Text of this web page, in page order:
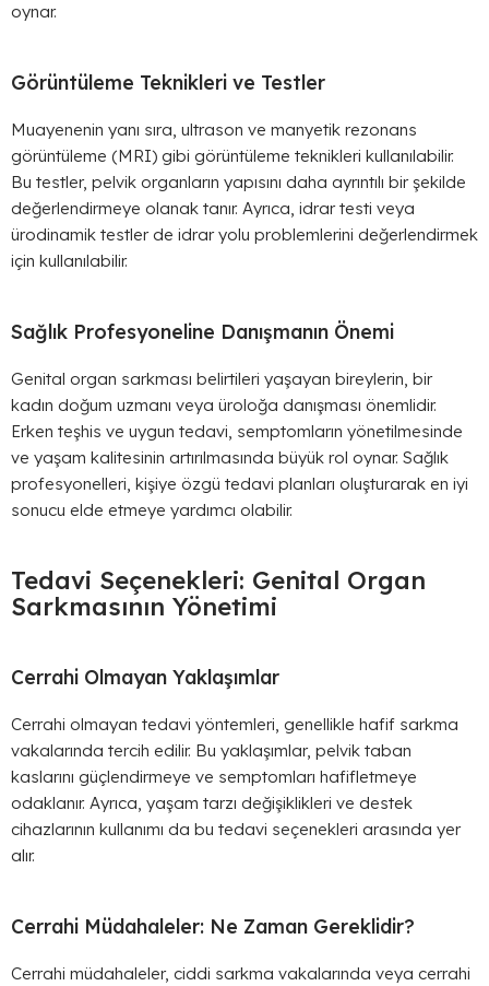
oynar.
Görüntüleme Teknikleri ve Testler
Muayenenin yanı sıra, ultrason ve manyetik rezonans
görüntüleme (MRI) gibi görüntüleme teknikleri kullanılabilir.
Bu testler, pelvik organların yapısını daha ayrıntılı bir şekilde
değerlendirmeye olanak tanır. Ayrıca, idrar testi veya
ürodinamik testler de idrar yolu problemlerini değerlendirmek
için kullanılabilir.
Sağlık Profesyoneline Danışmanın Önemi
Genital organ sarkması belirtileri yaşayan bireylerin, bir
kadın doğum uzmanı veya üroloğa danışması önemlidir.
Erken teşhis ve uygun tedavi, semptomların yönetilmesinde
ve yaşam kalitesinin artırılmasında büyük rol oynar. Sağlık
profesyonelleri, kişiye özgü tedavi planları oluşturarak en iyi
sonucu elde etmeye yardımcı olabilir.
Tedavi Seçenekleri: Genital Organ
Sarkmasının Yönetimi
Cerrahi Olmayan Yaklaşımlar
Cerrahi olmayan tedavi yöntemleri, genellikle hafif sarkma
vakalarında tercih edilir. Bu yaklaşımlar, pelvik taban
kaslarını güçlendirmeye ve semptomları hafifletmeye
odaklanır. Ayrıca, yaşam tarzı değişiklikleri ve destek
cihazlarının kullanımı da bu tedavi seçenekleri arasında yer
alır.
Cerrahi Müdahaleler: Ne Zaman Gereklidir?
Cerrahi müdahaleler, ciddi sarkma vakalarında veya cerrahi